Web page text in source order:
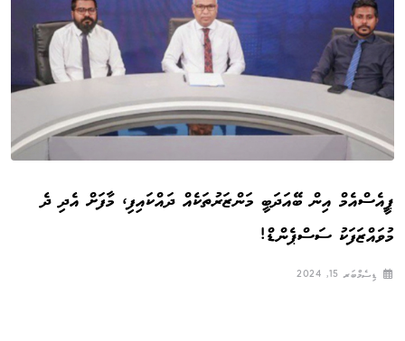
ޕީއެސްއެމް އިން ބޭއަދަބީ މަންޒަރުތަކެއް ދައްކައިފި، މާފަށް އެދި ދެ
މުވައްޒަފަކު ސަސްޕެންޑް!
ޑިސެމްބަރ 15, 2024